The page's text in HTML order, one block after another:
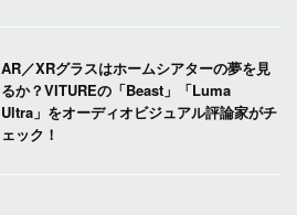
AR／XRグラスはホームシアターの夢を見
るか？VITUREの「Beast」「Luma
Ultra」をオーディオビジュアル評論家がチ
ェック！